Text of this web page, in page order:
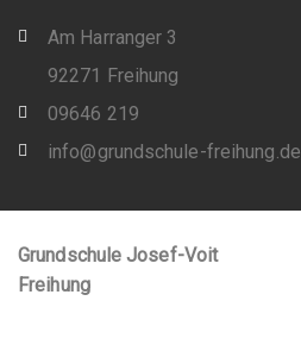
Am Harranger 3
92271 Freihung
09646 219
info@grundschule-freihung.de
Grundschule Josef-Voit
Freihung